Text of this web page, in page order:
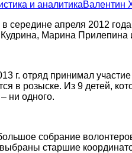
и аналитикаВалентин
середине апреля 2012
Марина Прилепина
г. отряд принимал
в розыске. Из 9 детей,
ни одного.
собрание
выбраны старшие